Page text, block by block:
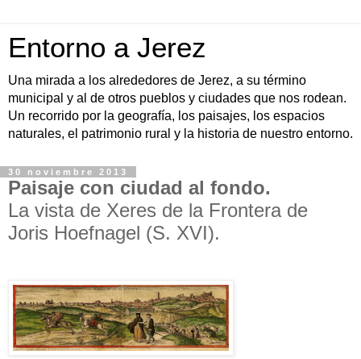
Entorno a Jerez
Una mirada a los alrededores de Jerez, a su término
municipal y al de otros pueblos y ciudades que nos rodean.
Un recorrido por la geografía, los paisajes, los espacios
naturales, el patrimonio rural y la historia de nuestro entorno.
30 noviembre 2013
Paisaje con ciudad al fondo.
La vista de Xeres de la Frontera de
Joris Hoefnagel (S. XVI).